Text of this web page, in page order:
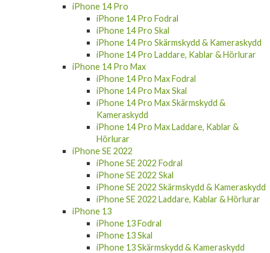
iPhone 14 Pro Fodral
iPhone 14 Pro Skal
iPhone 14 Pro Skärmskydd & Kameraskydd
iPhone 14 Pro Laddare, Kablar & Hörlurar
iPhone 14 Pro Max
iPhone 14 Pro Max Fodral
iPhone 14 Pro Max Skal
iPhone 14 Pro Max Skärmskydd &
Kameraskydd
iPhone 14 Pro Max Laddare, Kablar &
Hörlurar
iPhone SE 2022
iPhone SE 2022 Fodral
iPhone SE 2022 Skal
iPhone SE 2022 Skärmskydd & Kameraskydd
iPhone SE 2022 Laddare, Kablar & Hörlurar
iPhone 13
iPhone 13 Fodral
iPhone 13 Skal
iPhone 13 Skärmskydd & Kameraskydd
iPhone 13 Laddare, Kablar & Hörlurar